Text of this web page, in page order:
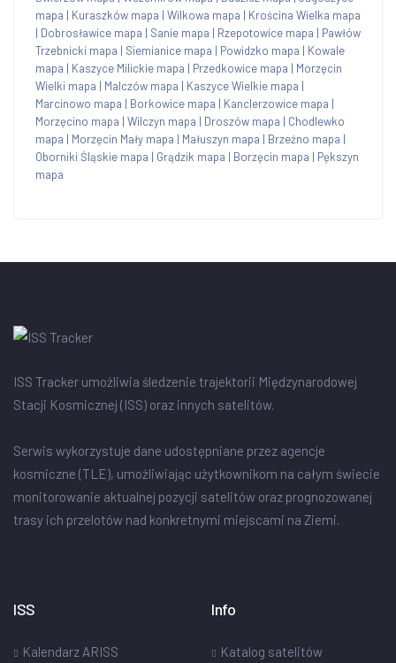
mapa | Kuraszków mapa | Wilkowa mapa | Krościna Wielka mapa
| Dobrosławice mapa | Sanie mapa | Rzepotowice mapa | Pawłów
Trzebnicki mapa | Siemianice mapa | Powidzko mapa | Kowale
mapa | Kaszyce Milickie mapa | Przedkowice mapa | Morzęcin
Wielki mapa | Malczów mapa | Kaszyce Wielkie mapa |
Marcinowo mapa | Borkowice mapa | Kanclerzowice mapa |
Morzęcino mapa | Wilczyn mapa | Droszów mapa | Chodlewko
mapa | Morzęcin Mały mapa | Małuszyn mapa | Brzeźno mapa |
Oborniki Śląskie mapa | Grądzik mapa | Borzęcin mapa | Pększyn
mapa
ISS Tracker umożliwia śledzenie trajektorii Międzynarodowej
Stacji Kosmicznej (ISS) oraz innych satelitów.
Serwis wykorzystuje dane udostępniane przez agencje
kosmiczne (TLE), umożliwiając użytkownikom na całym świecie
monitorowanie aktualnej pozycji satelitów oraz prognozowanej
trasy ich przelotów nad konkretnymi miejscami na Ziemi.
ISS
Kalendarz ARISS
Info
Katalog satelitów